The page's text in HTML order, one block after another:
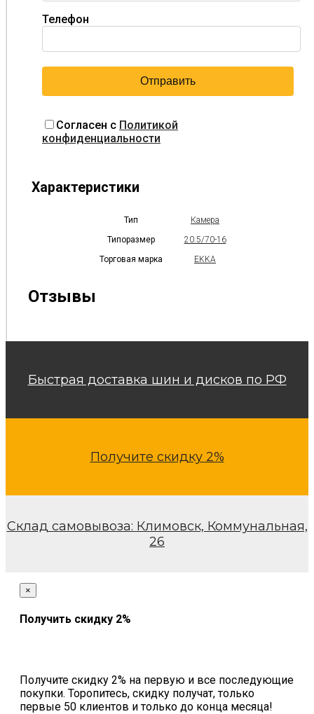
Телефон
Согласен с Политикой
конфиденциальности
Характеристики
Тип
Камера
Типоразмер
20.5/70-16
Торговая марка
EKKA
Отзывы
Быстрая доставка шин и дисков по РФ
Получите скидку 2%
Склад самовывоза: Климовск, Коммунальная,
26
×
Получить скидку 2%
Получите скидку 2% на первую и все последующие
покупки. Торопитесь, скидку получат, только
первые 50 клиентов и только до конца месяца!